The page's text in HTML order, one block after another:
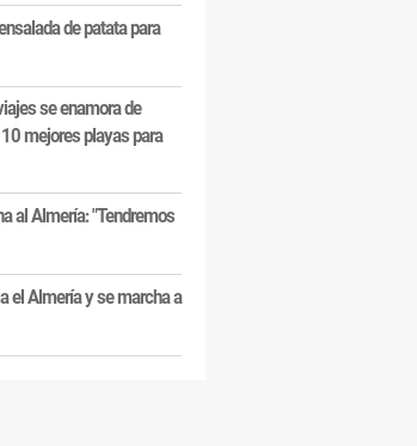
de patata para
se enamora de
mejores playas para
al Almería: "Tendremos
el Almería y se marcha a